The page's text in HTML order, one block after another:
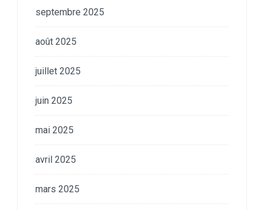
septembre 2025
août 2025
juillet 2025
juin 2025
mai 2025
avril 2025
mars 2025